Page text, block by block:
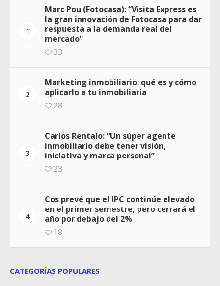
1
Marc Pou (Fotocasa): “Visita Express es
la gran innovación de Fotocasa para dar
respuesta a la demanda real del
mercado”
33
2
Marketing inmobiliario: qué es y cómo
aplicarlo a tu inmobiliaria
28
3
Carlos Rentalo: “Un súper agente
inmobiliario debe tener visión,
iniciativa y marca personal”
23
4
Cos prevé que el IPC continúe elevado
en el primer semestre, pero cerrará el
año por debajo del 2%
18
CATEGORÍAS POPULARES